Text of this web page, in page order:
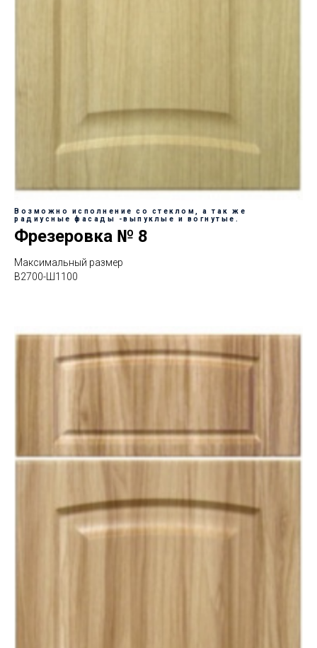
Возможно исполнение со стеклом, а так же
радиусные фасады -выпуклые и вогнутые.
Фрезеровка № 8
Максимальный размер
В2700-Ш1100